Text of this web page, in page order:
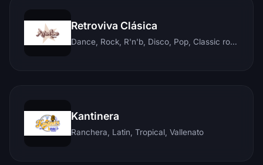
Retroviva Clásica
Dance, Rock, R'n'b, Disco, Pop, Classic rock, Techno, Reggae
Kantinera
Ranchera, Latin, Tropical, Vallenato